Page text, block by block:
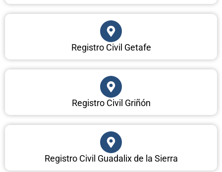
Registro Civil Getafe
Registro Civil Griñón
Registro Civil Guadalix de la Sierra